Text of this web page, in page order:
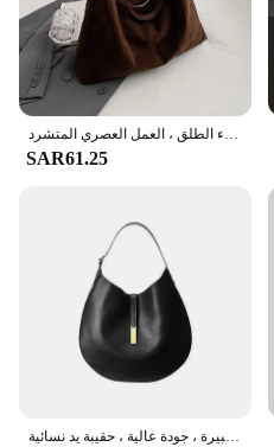
حقيبة كتف من جلد الغزال أحادية اللون للنساء ، حقيبة كتف واحدة عتيقة ، سعة كبيرة ، إغلاق بمشبك ، السفر في الهواء الطلق ، العمل العصري المتشرد
SAR61.25
حقيبة كتف نسائية من الجلد الصناعي الناعم ، حقائب سوداء متقاطعة مع الجسم ، سعة كبيرة ، جودة عالية ، حقيبة يد نسائية